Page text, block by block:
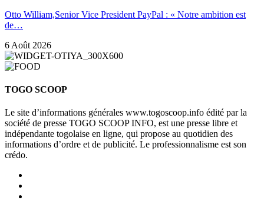
Otto William,Senior Vice President PayPal : « Notre ambition est
de…
6 Août 2026
TOGO SCOOP
Le site d’informations générales www.togoscoop.info édité par la
société de presse TOGO SCOOP INFO, est une presse libre et
indépendante togolaise en ligne, qui propose au quotidien des
informations d’ordre et de publicité. Le professionnalisme est son
crédo.